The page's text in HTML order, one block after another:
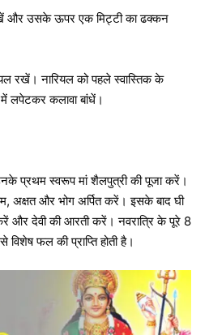
उसके ऊपर एक मिट्टी का ढक्कन
रखें। नारियल को पहले स्वास्तिक के
लपेटकर कलावा बांधें।
प्रथम स्वरूप मां शैलपुत्री की पूजा करें।
और भोग अर्पित करें। इसके बाद घी
और देवी की आरती करें। नवरात्रि के पूरे 8
विशेष फल की प्राप्ति होती है।